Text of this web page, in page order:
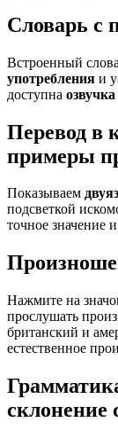
Словарь с
Встроенный
употребления и
доступна
Перевод в
примеры
Показываем
подсветкой
точное значение
Нажмите на
прослушать
британский и
естественное
склонение